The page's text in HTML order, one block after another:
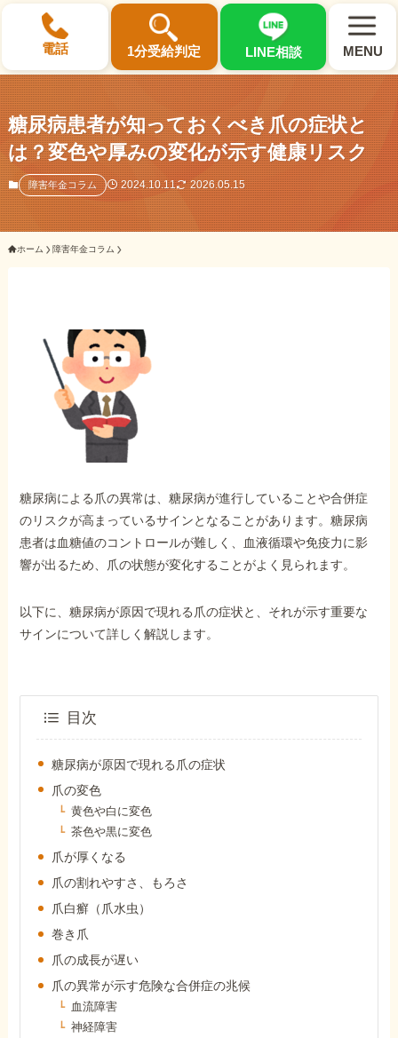
電話 1分受給判定 LINE相談 MENU
×
選ばれる3つの理由
初回相談料0円・受給後報酬型
サポート料金について
ご相談事例をみる
外出困難でもOK
非対面で申請できる
障害年金の基礎知識
障害年金の金額
障害年金コラム
事務所について
お客様からの感謝のお手紙
糖尿病患者が知っておくべき爪の症状と
は？変色や厚みの変化が示す健康リスク
障害年金コラム 2024.10.11 2026.05.15
ホーム 障害年金コラム
糖尿病による爪の異常は、糖尿病が進行していることや合併症
のリスクが高まっているサインとなることがあります。糖尿病
患者は血糖値のコントロールが難しく、血液循環や免疫力に影
響が出るため、爪の状態が変化することがよく見られます。
以下に、糖尿病が原因で現れる爪の症状と、それが示す重要な
サインについて詳しく解説します。
目次
糖尿病が原因で現れる爪の症状
爪の変色
黄色や白に変色
茶色や黒に変色
爪が厚くなる
爪の割れやすさ、もろさ
爪白癬（爪水虫）
巻き爪
爪の成長が遅い
爪の異常が示す危険な合併症の兆候
血流障害
神経障害